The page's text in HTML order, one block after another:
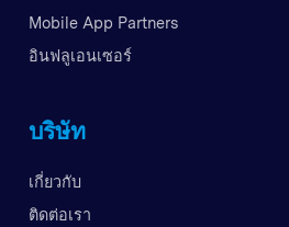
Mobile App Partners
อินฟลูเอนเซอร์
บริษัท
เกี่ยวกับ
ติดต่อเรา